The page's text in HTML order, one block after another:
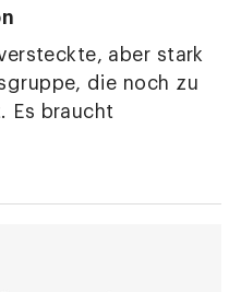
aber stark
die noch zu
Es braucht